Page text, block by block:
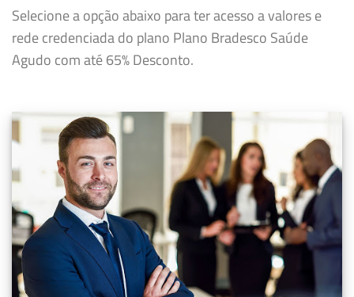
Selecione a opção abaixo para ter acesso a valores e
rede credenciada do plano Plano Bradesco Saúde
Agudo com até 65% Desconto.